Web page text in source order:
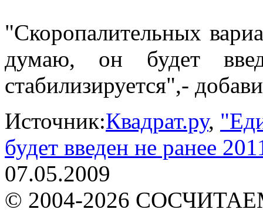
"Скоропалительных
думаю, он будет
стабилизируется",-
Источник:Квадрат.ру,
будет введен не ранее
07.05.2009
© 2004-2026